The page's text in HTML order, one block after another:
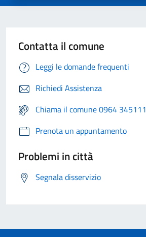
Contatta il comune
Leggi le domande frequenti
Richiedi Assistenza
Chiama il comune 0964 345111
Prenota un appuntamento
Problemi in città
Segnala disservizio